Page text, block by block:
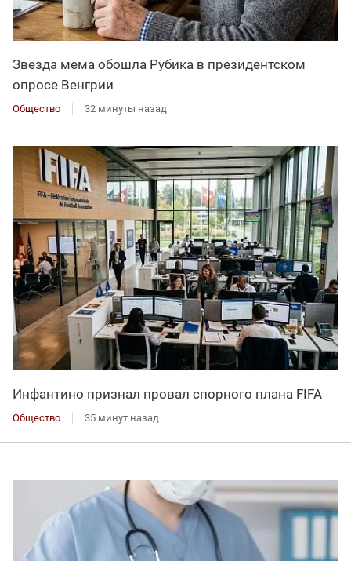
Звезда мема обошла Рубика в президентском
опросе Венгрии
Общество 32 минуты назад
Инфантино признал провал спорного плана FIFA
Общество 35 минут назад